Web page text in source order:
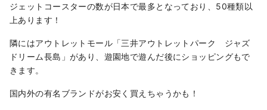
ジェットコースターの数が日本で最多となっており、50種類以
上あります！
隣にはアウトレットモール「三井アウトレットパーク ジャズ
ドリーム長島」があり、遊園地で遊んだ後にショッピングもで
きます。
国内外の有名ブランドがお安く買えちゃうかも！